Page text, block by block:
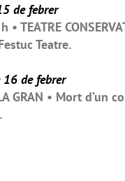
de febrer
• TEATRE
Teatre.
16 de febrer
GRAN • Mort d’un